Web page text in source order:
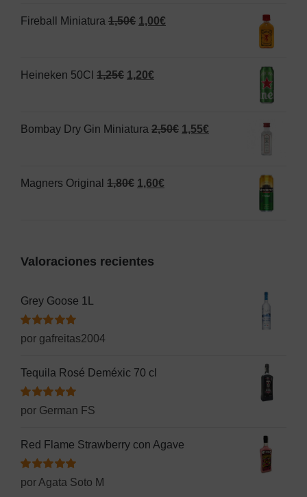
era:
es:
Fireball Miniatura 1,50€ El
era:
1,00€El
Heineken 50Cl 1,25€ El
era:
1,20€El
es:
Bombay Dry Gin Miniatura 2,50€ El
1,55€El
Magners Original 1,80€ El
1,80€.
1,60€El
Valoraciones recientes
Grey Goose 1L
Valorado
con
5de 5
por gafreitas2004
Tequila Rosé Deméxic 70 cl
Valorado
con
por German FS
Red Flame Strawberry con Agave
Valorado
con
de 5
por Agata Soto M